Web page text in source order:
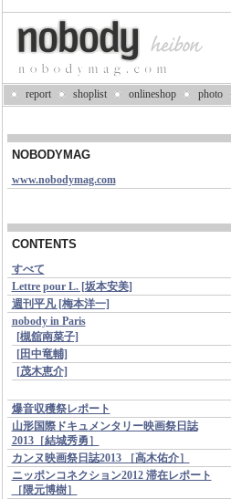
report shoplist onlineshop photo
NOBODYMAG
www.nobodymag.com
CONTENTS
すべて
Lettre pour L. [坂本安美]
週刊平凡 [梅本洋一]
nobody in Paris
[槻舘南菜子]
[田中竜輔]
[茂木恵介]
爆音収穫祭レポート
山形国際ドキュメンタリー映画祭日誌
2013［結城秀勇］
カンヌ映画祭日誌2013 ［高木佑介］
ニッポンコネクション2012 滞在レポート
［隈元博樹］